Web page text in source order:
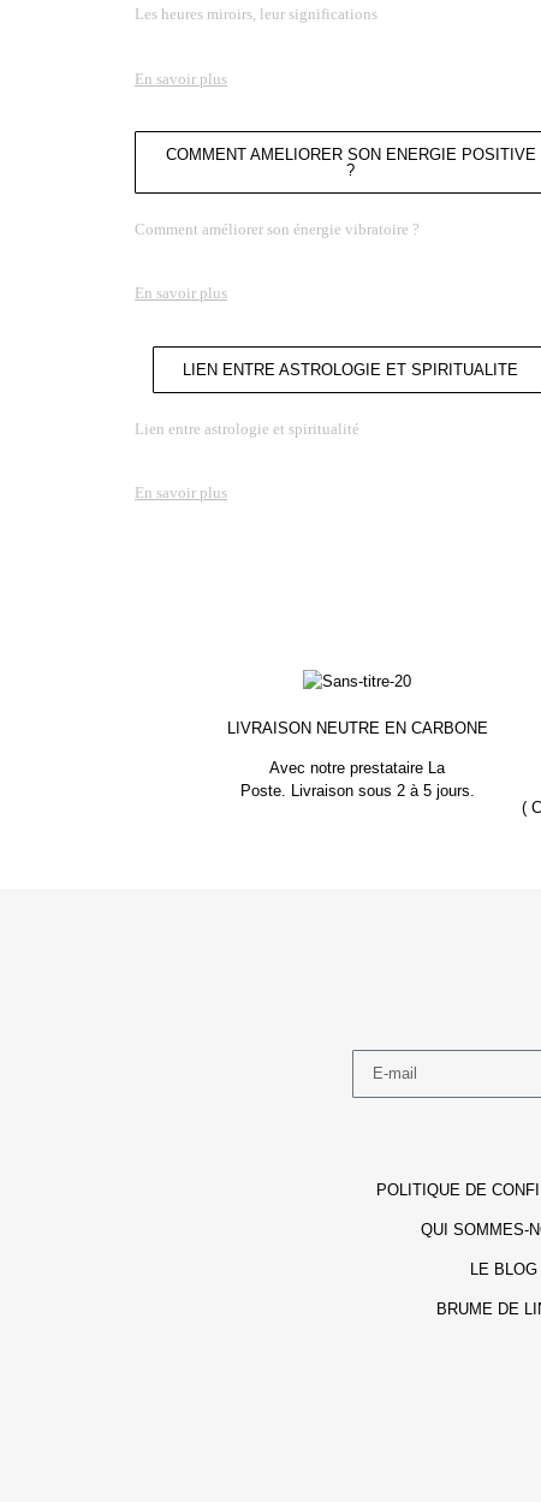
Les heures miroirs, leur significations
En savoir plus
COMMENT AMELIORER SON ENERGIE POSITIVE
?
Comment améliorer son énergie vibratoire ?
En savoir plus
LIEN ENTRE ASTROLOGIE ET SPIRITUALITE
Lien entre astrologie et spiritualité
En savoir plus
LIVRAISON NEUTRE EN CARBONE
Avec notre prestataire La
Poste.
Livraison sous 2 à 5 jours.
(
POLITIQUE DE
QUI SOMMES-
LE BLOG
BRUME DE